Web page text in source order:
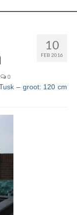
10
FEB 2016
0
– groot: 120 cm